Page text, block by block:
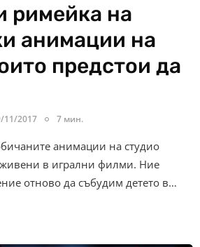
римейка на
анимации на
предстои да
11/2017 7 мин.
анимации на студио
в игрални филми. Ние
отново да събудим детето в…